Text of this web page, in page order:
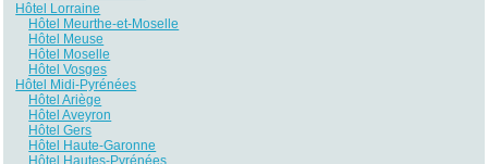
Hôtel Lorraine
Hôtel Meurthe-et-Moselle
Hôtel Meuse
Hôtel Moselle
Hôtel Vosges
Hôtel Midi-Pyrénées
Hôtel Ariège
Hôtel Aveyron
Hôtel Gers
Hôtel Haute-Garonne
Hôtel Hautes-Pyrénées